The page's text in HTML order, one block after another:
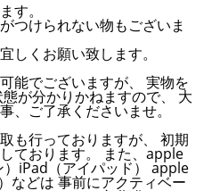
す。
つけられない物もございま
しくお願い致します。
能でございますが、 実物を
が分かりかねますので、 大
、ご了承くださいませ。
も行っておりますが、 初期
ております。 また、apple
iPad（アイパッド） apple
などは 事前にアクティベー